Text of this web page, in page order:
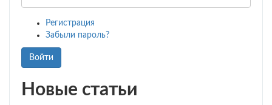
Регистрация
Забыли пароль?
Войти
Новые статьи